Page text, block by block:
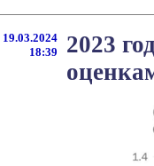
19.03.2024
18:39
2023